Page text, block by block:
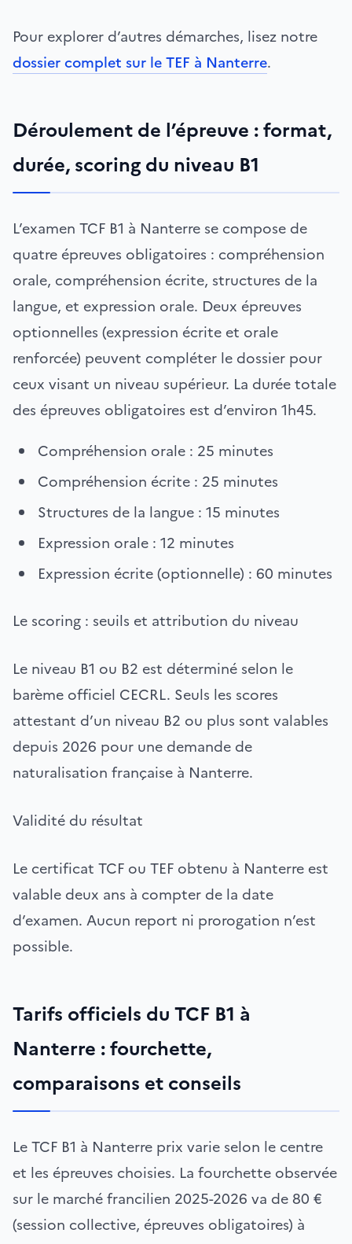
Pour explorer d’autres démarches, lisez notre
dossier complet sur le TEF à Nanterre.
Déroulement de l’épreuve : format,
durée, scoring du niveau B1
L’examen TCF B1 à Nanterre se compose de
quatre épreuves obligatoires : compréhension
orale, compréhension écrite, structures de la
langue, et expression orale. Deux épreuves
optionnelles (expression écrite et orale
renforcée) peuvent compléter le dossier pour
ceux visant un niveau supérieur. La durée totale
des épreuves obligatoires est d’environ 1h45.
Compréhension orale : 25 minutes
Compréhension écrite : 25 minutes
Structures de la langue : 15 minutes
Expression orale : 12 minutes
Expression écrite (optionnelle) : 60 minutes
Le scoring : seuils et attribution du niveau
Le niveau B1 ou B2 est déterminé selon le
barème officiel CECRL. Seuls les scores
attestant d’un niveau B2 ou plus sont valables
depuis 2026 pour une demande de
naturalisation française à Nanterre.
Validité du résultat
Le certificat TCF ou TEF obtenu à Nanterre est
valable deux ans à compter de la date
d’examen. Aucun report ni prorogation n’est
possible.
Tarifs officiels du TCF B1 à
Nanterre : fourchette,
comparaisons et conseils
Le TCF B1 à Nanterre prix varie selon le centre
et les épreuves choisies. La fourchette observée
sur le marché francilien 2025-2026 va de 80 €
(session collective, épreuves obligatoires) à